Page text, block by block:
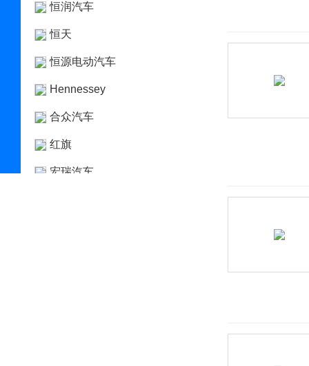
恒润汽车
恒天
恒源电动汽车
Hennessey
合众汽车
红旗
宏瑞汽车